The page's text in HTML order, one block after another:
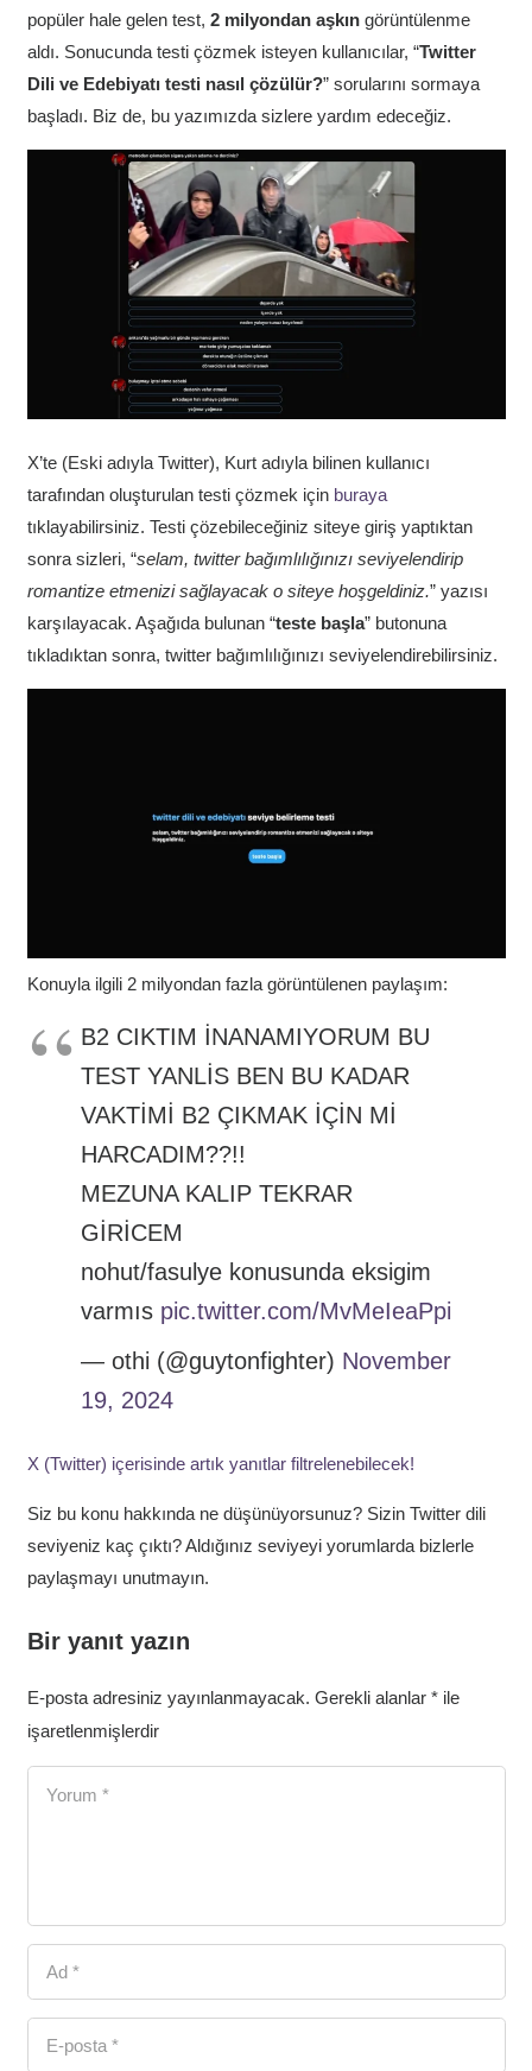
popüler hale gelen test, 2 milyondan aşkıngörüntülenme
aldı. Sonucunda testi çözmek isteyen kullanıcılar, “Twitter
Dili ve Edebiyatı testi nasıl çözülür?” sorularını sormaya
başladı. Biz de, bu yazımızda sizlere yardım edeceğiz.
X’te (Eski adıyla Twitter), Kurt adıyla bilinen kullanıcı
tarafından oluşturulan testi çözmek için buraya
tıklayabilirsiniz. Testi çözebileceğiniz siteye giriş yaptıktan
sonra sizleri, “selam, twitter bağımlılığınızı seviyelendirip
romantize etmenizi sağlayacak o siteye hoşgeldiniz.” yazısı
karşılayacak. Aşağıda bulunan “teste başla” butonuna
tıkladıktan sonra, twitter bağımlılığınızı seviyelendirebilirsiniz.
Konuyla ilgili 2 milyondan fazla görüntülenen paylaşım:
B2 CIKTIM İNANAMIYORUM BU
TEST YANLİS BEN BU KADAR
VAKTİMİ B2 ÇIKMAK İÇİN Mİ
HARCADIM??!!
MEZUNA KALIP TEKRAR
GİRİCEM
nohut/fasulye konusunda eksigim
varmıs pic.twitter.com/MvMeIeaPpi
— othi (@guytonfighter) November
19, 2024
X (Twitter) içerisinde artık yanıtlar filtrelenebilecek!
Siz bu konu hakkında ne düşünüyorsunuz? Sizin Twitter dili
seviyeniz kaç çıktı? Aldığınız seviyeyi yorumlarda bizlerle
paylaşmayı unutmayın.
Bir yanıt yazın
E-posta adresiniz yayınlanmayacak. Gerekli alanlar *ile
işaretlenmişlerdir